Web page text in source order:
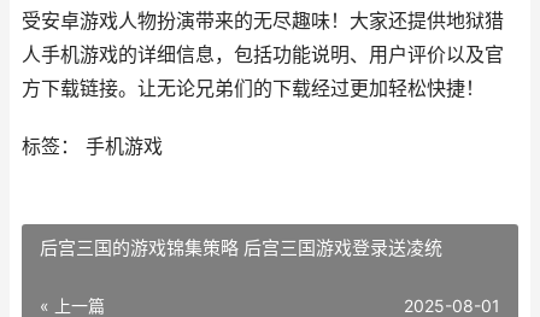
受安卓游戏人物扮演带来的无尽趣味！大家还提供地狱猎
人手机游戏的详细信息，包括功能说明、用户评价以及官
方下载链接。让无论兄弟们的下载经过更加轻松快捷！
标签： 手机游戏
后宫三国的游戏锦集策略 后宫三国游戏登录送凌统
« 上一篇 2025-08-01